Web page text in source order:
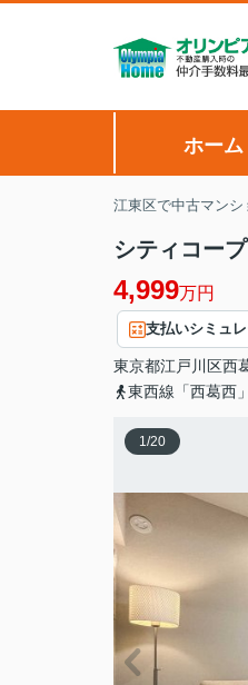
ホーム
江東区で中古マン
シティコー
4,999万円
支払いシミュ
東京都江戸川区西
東西線「西葛西
1/20